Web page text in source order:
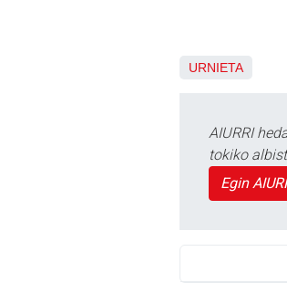
URNIETA
AIURRI
tokiko
Egin